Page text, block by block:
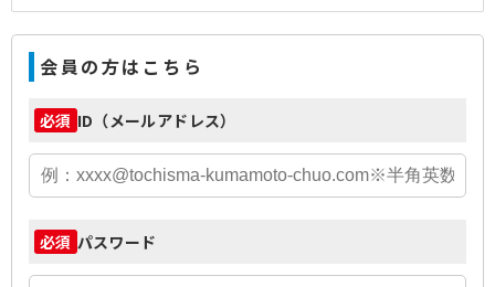
会員の方はこちら
必須 ID（メールアドレス）
必須 パスワード